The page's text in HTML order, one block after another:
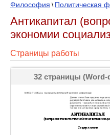
Философия \ Политическая
Антикапитал
экономии
Страницы работы
32 страницы